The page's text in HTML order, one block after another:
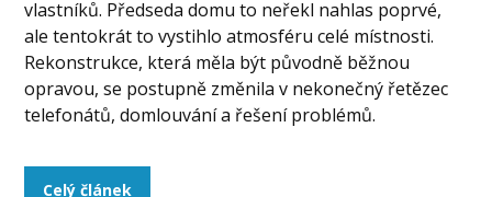
vlastníků. Předseda domu to neřekl nahlas poprvé,
ale tentokrát to vystihlo atmosféru celé místnosti.
Rekonstrukce, která měla být původně běžnou
opravou, se postupně změnila v nekonečný řetězec
telefonátů, domlouvání a řešení problémů.
Celý článek